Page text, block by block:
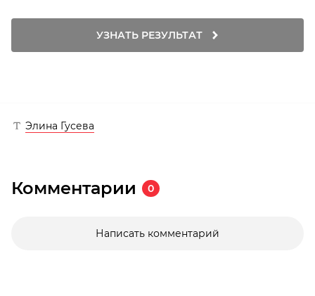
УЗНАТЬ РЕЗУЛЬТАТ
Элина Гусева
Комментарии 0
Написать комментарий